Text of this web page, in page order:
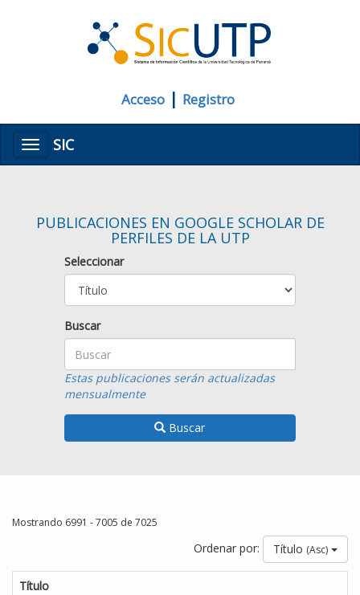
Acceso | Registro
MenúSIC
PUBLICACIONES EN GOOGLE SCHOLAR DE
PERFILES DE LA UTP
Seleccionar
Buscar
Estas publicaciones serán actualizadas
mensualmente
Buscar
Mostrando 6991 - 7005 de 7025
Ordenar por: Título (Asc)
Título